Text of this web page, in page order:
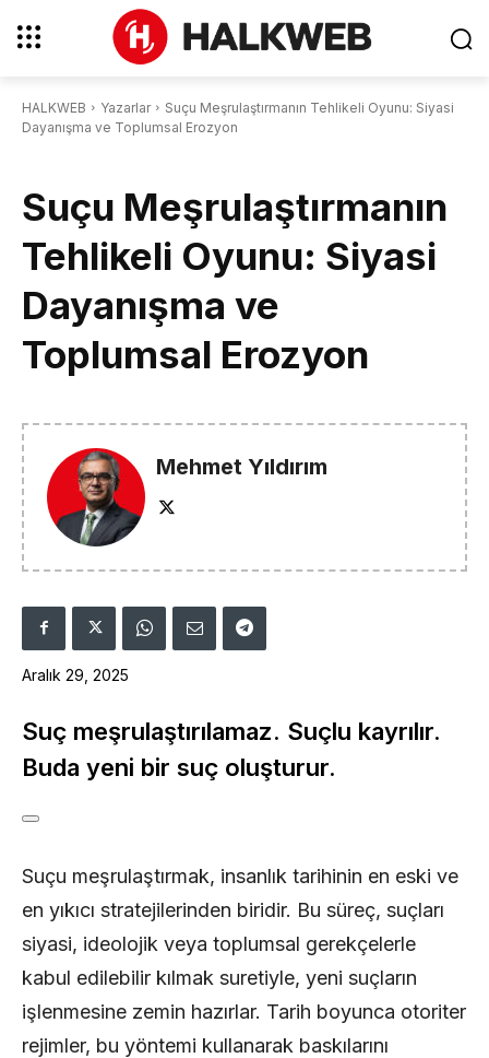
HALKWEB Yazarlar
Suçu Meşrulaştırmanın Tehlikeli Oyunu: Siyasi
Dayanışma ve Toplumsal Erozyon
Suçu Meşrulaştırmanın
Tehlikeli Oyunu: Siyasi
Dayanışma ve
Toplumsal Erozyon
Mehmet Yıldırım
Aralık 29, 2025
Suç meşrulaştırılamaz. Suçlu kayrılır.
Buda yeni bir suç oluşturur.
Suçu meşrulaştırmak, insanlık tarihinin en eski ve
en yıkıcı stratejilerinden biridir. Bu süreç, suçları
siyasi, ideolojik veya toplumsal gerekçelerle
kabul edilebilir kılmak suretiyle, yeni suçların
işlenmesine zemin hazırlar. Tarih boyunca otoriter
rejimler, bu yöntemi kullanarak baskılarını